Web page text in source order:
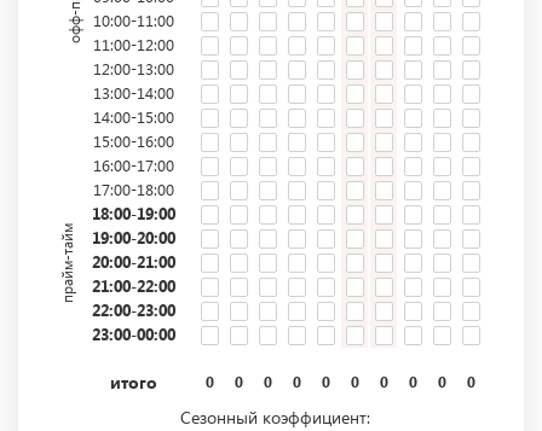
10:00-11:00
11:00-12:00
12:00-13:00
13:00-14:00
14:00-15:00
15:00-16:00
16:00-17:00
17:00-18:00
прайм-тайм
18:00-19:00
19:00-20:00
20:00-21:00
21:00-22:00
22:00-23:00
23:00-00:00
итого 0 0 0 0 0 0 0 0 0 0
Сезонный коэффициент: